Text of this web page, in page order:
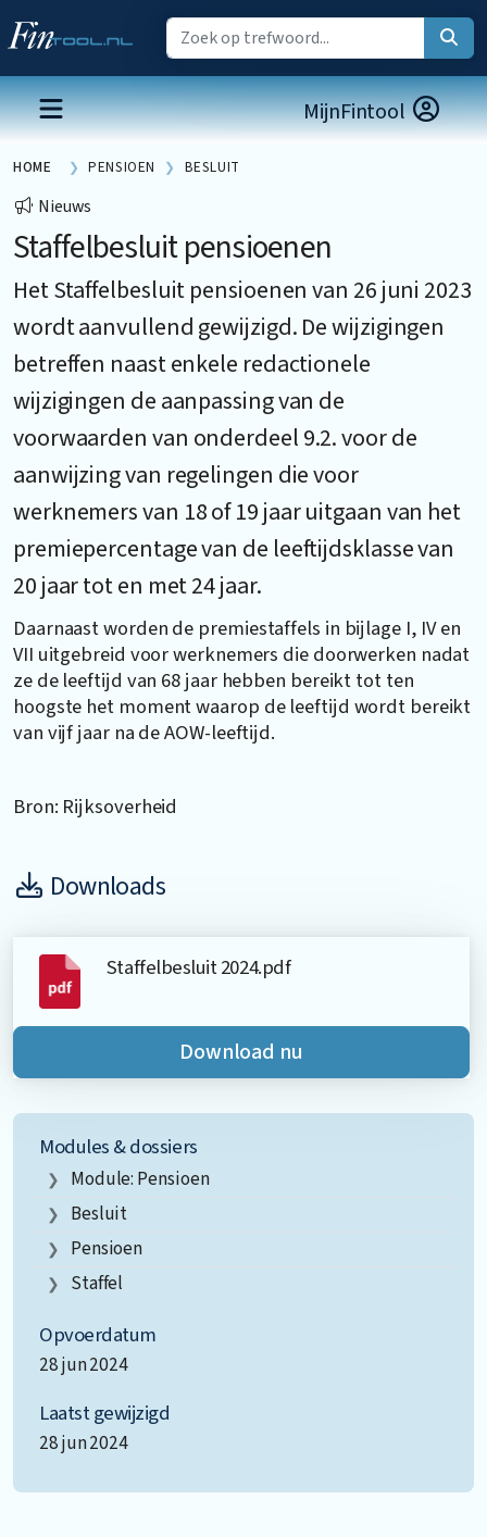
MijnFintool
HOME PENSIOEN BESLUIT
Nieuws
Staffelbesluit pensioenen
Het Staffelbesluit pensioenen van 26 juni 2023
wordt aanvullend gewijzigd. De wijzigingen
betreffen naast enkele redactionele
wijzigingen de aanpassing van de
voorwaarden van onderdeel 9.2. voor de
aanwijzing van regelingen die voor
werknemers van 18 of 19 jaar uitgaan van het
premiepercentage van de leeftijdsklasse van
20 jaar tot en met 24 jaar.
Daarnaast worden de premiestaffels in bijlage I, IV en
VII uitgebreid voor werknemers die doorwerken nadat
ze de leeftijd van 68 jaar hebben bereikt tot ten
hoogste het moment waarop de leeftijd wordt bereikt
van vijf jaar na de AOW-leeftijd.
Bron: Rijksoverheid
Downloads
Staffelbesluit 2024.pdf
Download nu
Modules & dossiers
Module: Pensioen
Besluit
Pensioen
Staffel
Opvoerdatum
28 jun 2024
Laatst gewijzigd
28 jun 2024